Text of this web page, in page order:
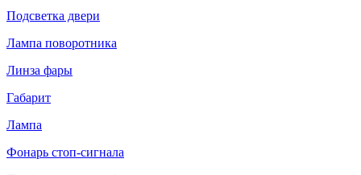
Подсветка двери
Лампа поворотника
Линза фары
Габарит
Лампа
Фонарь стоп-сигнала